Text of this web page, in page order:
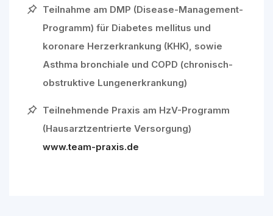
Teilnahme am DMP (Disease-Management-
Programm) für Diabetes mellitus und
koronare Herzerkrankung (KHK), sowie
Asthma bronchiale und COPD (chronisch-
obstruktive Lungenerkrankung)
Teilnehmende Praxis am HzV-Programm
(Hausarztzentrierte Versorgung)
www.team-praxis.de